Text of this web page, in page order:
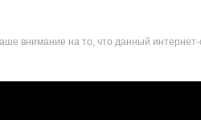
внимание на то, что данный